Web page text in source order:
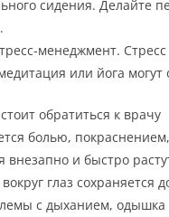
сидения.
менеджмент.
или йога
обратиться к врачу
болью,
и быстро
глаз сохраняется
с дыханием, одышка